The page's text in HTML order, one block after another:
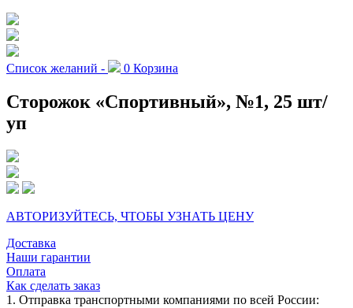
Список желаний - 0 Корзина
Сторожок «Спортивный», №1, 25 шт/
уп
АВТОРИЗУЙТЕСЬ, ЧТОБЫ УЗНАТЬ ЦЕНУ
Доставка
Наши гарантии
Оплата
Как сделать заказ
1. Отправка транспортными компаниями по всей России: